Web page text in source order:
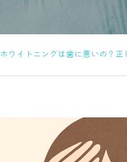
ホワイトニングは歯に悪いの？正